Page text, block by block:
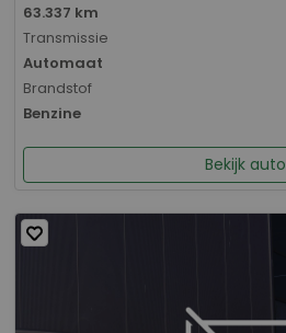
63.337 km
Transmissie
Automaat
Brandstof
Benzine
Bekijk auto